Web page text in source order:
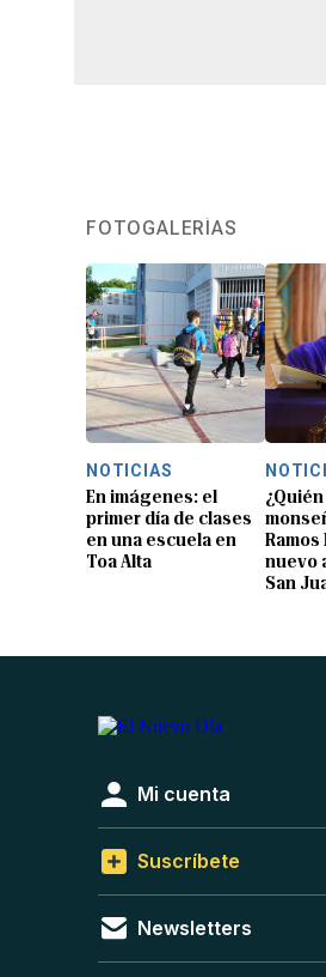
FOTOGALERÍAS
NOTICIAS
En imágenes: el
primer día de clases
en una escuela en
Toa Alta
nuevo
San
Mi cuenta
Suscríbete
Newsletters